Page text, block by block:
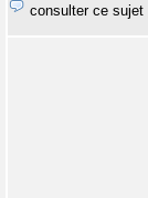
consulter ce sujet